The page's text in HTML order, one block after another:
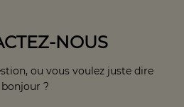
NOUS
ou vous voulez juste dire
bonjour ?